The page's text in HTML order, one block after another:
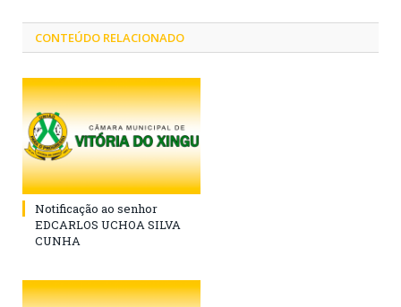
CONTEÚDO RELACIONADO
Notificação ao senhor
EDCARLOS UCHOA SILVA
CUNHA